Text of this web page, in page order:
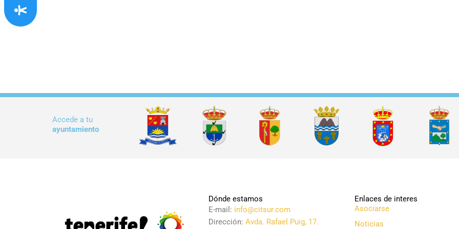
Accede a tu
ayuntamiento
Dónde estamos
E-mail: info@citsur.com
Dirección: Avda. Rafael Puig, 17.
Enlaces de interes
Asociarse
Noticias